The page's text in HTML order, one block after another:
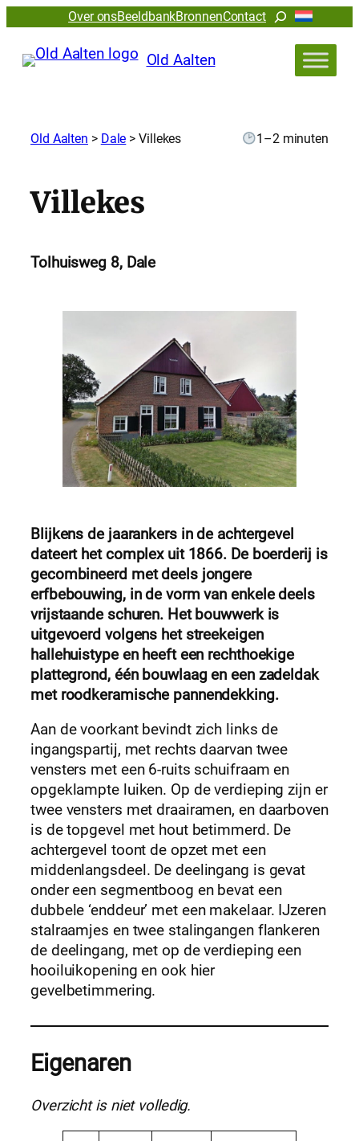
Over onsBeeldbankBronnenContactZoeken
Old Aalten
Old Aalten > Dale >Villekes 1–2 minuten
Villekes
Tolhuisweg 8, Dale
Blijkens de jaarankers in de achtergevel
dateert het complex uit 1866. De boerderij is
gecombineerd met deels jongere
erfbebouwing, in de vorm van enkele deels
vrijstaande schuren. Het bouwwerk is
uitgevoerd volgens het streekeigen
hallehuistype en heeft een rechthoekige
plattegrond, één bouwlaag en een zadeldak
met roodkeramische pannendekking.
Aan de voorkant bevindt zich links de
ingangspartij, met rechts daarvan twee
vensters met een 6-ruits schuifraam en
opgeklampte luiken. Op de verdieping zijn er
twee vensters met draairamen, en daarboven
is de topgevel met hout betimmerd. De
achtergevel toont de opzet met een
middenlangsdeel. De deelingang is gevat
onder een segmentboog en bevat een
dubbele ‘enddeur’ met een makelaar. IJzeren
stalraamjes en twee stalingangen flankeren
de deelingang, met op de verdieping een
hooiluikopening en ook hier
gevelbetimmering.
Eigenaren
Overzicht is niet volledig.